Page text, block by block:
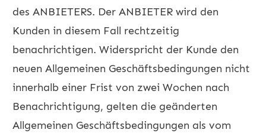
des ANBIETERS. Der ANBIETER wird den
Kunden in diesem Fall rechtzeitig
benachrichtigen. Widerspricht der Kunde den
neuen Allgemeinen Geschäftsbedingungen nicht
innerhalb einer Frist von zwei Wochen nach
Benachrichtigung, gelten die geänderten
Allgemeinen Geschäftsbedingungen als vom